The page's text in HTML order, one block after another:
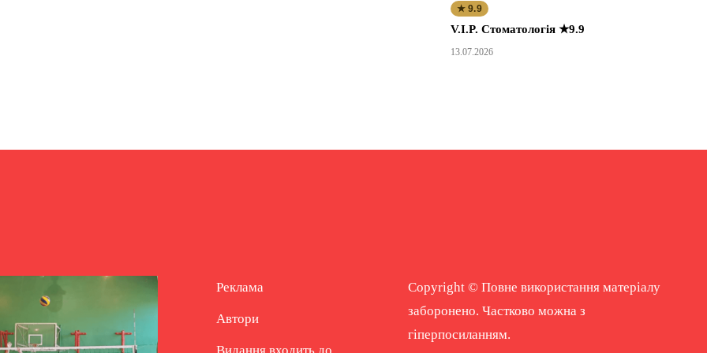
★ 9.9
V.I.P. Стоматологія ★9.9
13.07.2026
Реклама
Автори
Copyright © Повне використання матеріалу
заборонено. Частково можна з
гіперпосиланням.